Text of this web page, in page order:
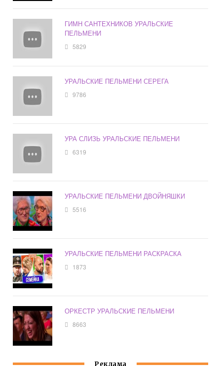
ГИМН САНТЕХНИКОВ УРАЛЬСКИЕ
ПЕЛЬМЕНИ
5829
УРАЛЬСКИЕ ПЕЛЬМЕНИ СЕРЕГА
9786
УРА СЛИЗЬ УРАЛЬСКИЕ ПЕЛЬМЕНИ
6319
УРАЛЬСКИЕ ПЕЛЬМЕНИ ДВОЙНЯШКИ
5516
УРАЛЬСКИЕ ПЕЛЬМЕНИ РАСКРАСКА
1873
ОРКЕСТР УРАЛЬСКИЕ ПЕЛЬМЕНИ
8663
Реклама